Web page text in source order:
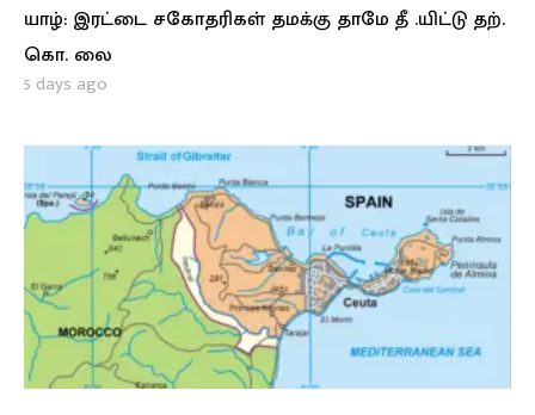
யாழ்: இரட்டை சகோதரிகள் தமக்கு தாமே தீ .யிட்டு தற்.
கொ. லை
5 days ago